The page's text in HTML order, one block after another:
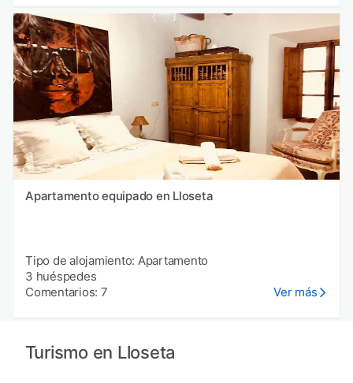
Apartamento equipado en Lloseta
Tipo de alojamiento: Apartamento
3 huéspedes
Comentarios: 7
Ver más
Turismo en Lloseta